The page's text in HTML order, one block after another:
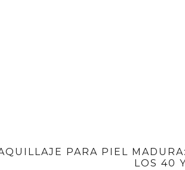
PARA PIEL
LOS 40